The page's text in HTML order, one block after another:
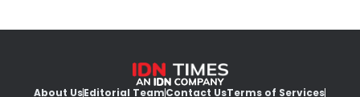
About UsEditorial TeamContact UsTerms of Services